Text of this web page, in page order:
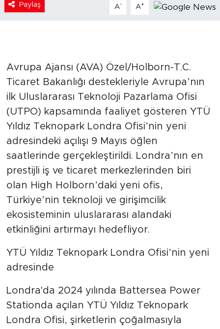
Paylaş A- A+
Avrupa Ajansı (AVA) Özel/Holborn-T.C.
Ticaret Bakanlığı destekleriyle Avrupa’nın
ilk Uluslararası Teknoloji Pazarlama Ofisi
(UTPO) kapsamında faaliyet gösteren YTÜ
Yıldız Teknopark Londra Ofisi’nin yeni
adresindeki açılışı 9 Mayıs öğlen
saatlerinde gerçekleştirildi. Londra’nın en
prestijli iş ve ticaret merkezlerinden biri
olan High Holborn’daki yeni ofis,
Türkiye’nin teknoloji ve girişimcilik
ekosisteminin uluslararası alandaki
etkinliğini artırmayı hedefliyor.
YTÜ Yıldız Teknopark Londra Ofisi’nin yeni
adresinde
Londra'da 2024 yılında Battersea Power
Stationda açılan YTÜ Yıldız Teknopark
Londra Ofisi, şirketlerin çoğalmasıyla